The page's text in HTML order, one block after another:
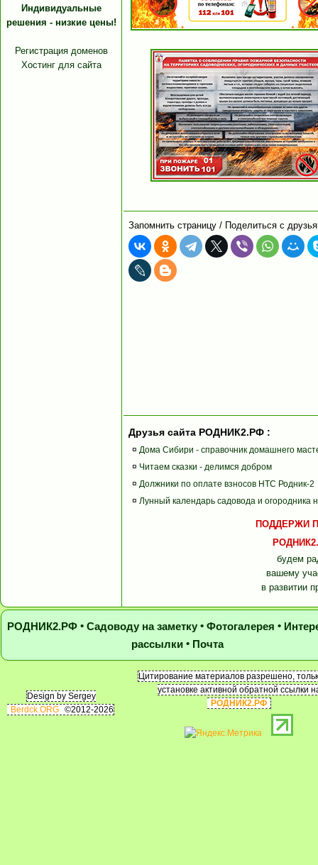
Индивидуальные
решения - низкие цены!
Регистрация доменов
Хостинг для сайта
Запомнить страницу / Поделиться с
Друзья сайта РОДНИК2.РФ :
¤ Дома Сибири - справочник домашнего
¤ Читаем сказки - делимся добром
¤ Должники по оплате взносов НТС Родник-2
¤ Лунный календарь садовода и огородника
ПОДДЕРЖИ
будем
вашему
в развитии
РОДНИК2.РФ • Садоводу на заметку • Фотогалерея •
рассылки • Почта
Design by Sergey
Berdck.ORG ©2012-2026
Цитирование материалов разрешено,
установке активной обратной ссылки
РОДНИК2.РФ